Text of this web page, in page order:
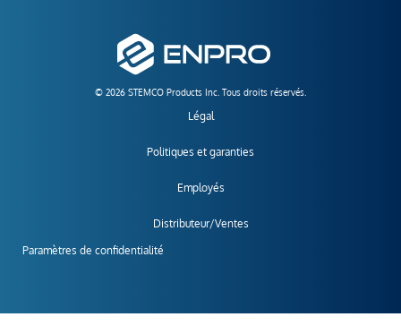
© 2026 STEMCO Products Inc. Tous droits réservés.
Légal
Politiques et garanties
Employés
Distributeur/Ventes
Paramètres de confidentialité